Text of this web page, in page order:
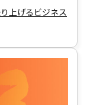
上げるビジネス